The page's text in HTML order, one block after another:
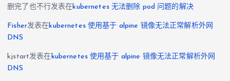
删完了也不行发表在kubernetes 无法删除 pod 问题的解决
Fisher发表在 kubernetes 使用基于 alpine 镜像无法正常解析外网
DNS
kjstart发表在 kubernetes 使用基于 alpine 镜像无法正常解析外网
DNS